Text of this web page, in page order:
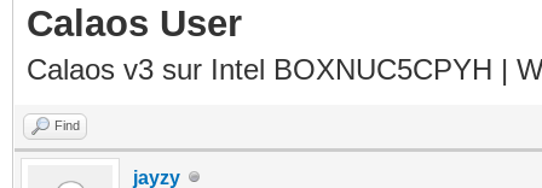
Calaos User
Calaos v3 sur Intel BOXNUC5CPYH |
Find
jayzy